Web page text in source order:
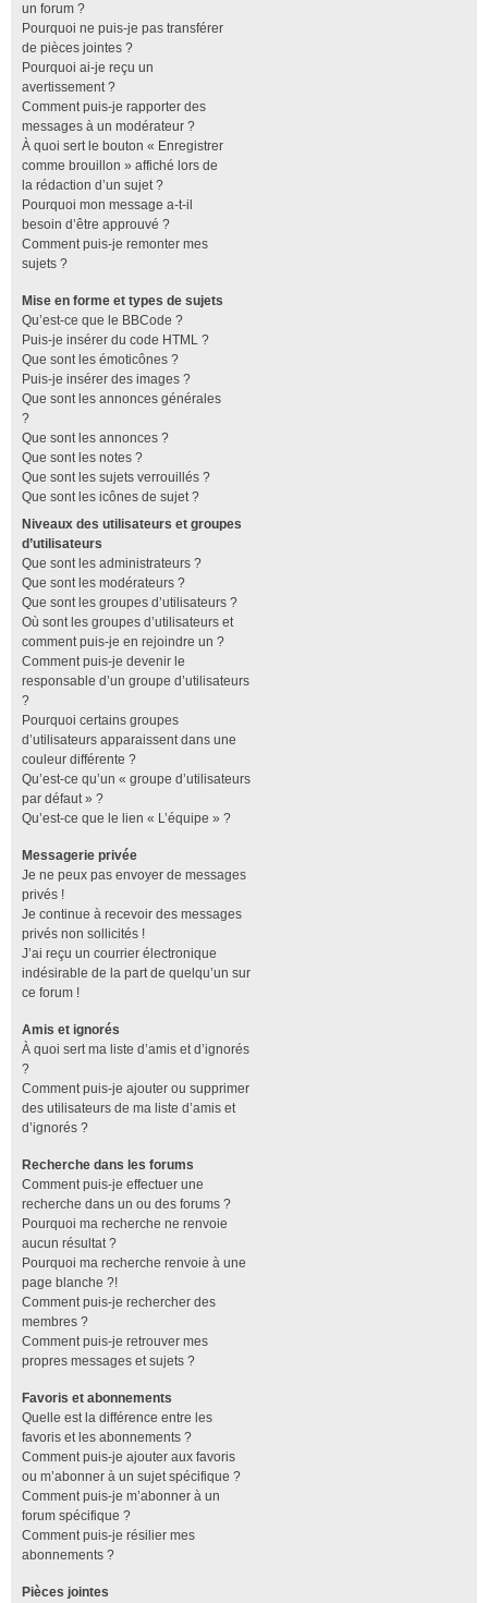
un forum ?
Pourquoi ne puis-je pas transférer
de pièces jointes ?
Pourquoi ai-je reçu un
avertissement ?
Comment puis-je rapporter des
messages à un modérateur ?
À quoi sert le bouton « Enregistrer
comme brouillon » affiché lors de
la rédaction d’un sujet ?
Pourquoi mon message a-t-il
besoin d’être approuvé ?
Comment puis-je remonter mes
sujets ?
Mise en forme et types de sujets
Qu’est-ce que le BBCode ?
Puis-je insérer du code HTML ?
Que sont les émoticônes ?
Puis-je insérer des images ?
Que sont les annonces générales
?
Que sont les annonces ?
Que sont les notes ?
Que sont les sujets verrouillés ?
Que sont les icônes de sujet ?
Niveaux des utilisateurs et groupes
d’utilisateurs
Que sont les administrateurs ?
Que sont les modérateurs ?
Que sont les groupes d’utilisateurs ?
Où sont les groupes d’utilisateurs et
comment puis-je en rejoindre un ?
Comment puis-je devenir le
responsable d’un groupe d’utilisateurs
?
Pourquoi certains groupes
d’utilisateurs apparaissent dans une
couleur différente ?
Qu’est-ce qu’un « groupe d’utilisateurs
par défaut » ?
Qu’est-ce que le lien « L’équipe » ?
Messagerie privée
Je ne peux pas envoyer de messages
privés !
Je continue à recevoir des messages
privés non sollicités !
J’ai reçu un courrier électronique
indésirable de la part de quelqu’un sur
ce forum !
Amis et ignorés
À quoi sert ma liste d’amis et d’ignorés
?
Comment puis-je ajouter ou supprimer
des utilisateurs de ma liste d’amis et
d’ignorés ?
Recherche dans les forums
Comment puis-je effectuer une
recherche dans un ou des forums ?
Pourquoi ma recherche ne renvoie
aucun résultat ?
Pourquoi ma recherche renvoie à une
page blanche ?!
Comment puis-je rechercher des
membres ?
Comment puis-je retrouver mes
propres messages et sujets ?
Favoris et abonnements
Quelle est la différence entre les
favoris et les abonnements ?
Comment puis-je ajouter aux favoris
ou m’abonner à un sujet spécifique ?
Comment puis-je m’abonner à un
forum spécifique ?
Comment puis-je résilier mes
abonnements ?
Pièces jointes